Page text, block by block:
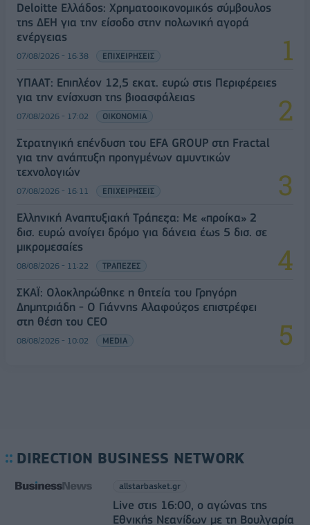
Deloitte Ελλάδος: Χρηματοοικονομικός σύμβουλος
της ΔΕΗ για την είσοδο στην πολωνική αγορά
ενέργειας
07/08/2026 - 16:38 ΕΠΙΧΕΙΡΗΣΕΙΣ
ΥΠΑΑΤ: Επιπλέον 12,5 εκατ. ευρώ στις Περιφέρειες
για την ενίσχυση της βιοασφάλειας
07/08/2026 - 17:02 ΟΙΚΟΝΟΜΙΑ
Στρατηγική επένδυση του EFA GROUP στη Fractal
για την ανάπτυξη προηγμένων αμυντικών
τεχνολογιών
07/08/2026 - 16:11 ΕΠΙΧΕΙΡΗΣΕΙΣ
Ελληνική Αναπτυξιακή Τράπεζα: Με «προίκα» 2
δισ. ευρώ ανοίγει δρόμο για δάνεια έως 5 δισ. σε
μικρομεσαίες
08/08/2026 - 11:22 ΤΡΑΠΕΖΕΣ
ΣΚΑΪ: Ολοκληρώθηκε η θητεία του Γρηγόρη
Δημητριάδη - Ο Γιάννης Αλαφούζος επιστρέφει
στη θέση του CEO
08/08/2026 - 10:02 MEDIA
DIRECTION BUSINESS NETWORK
allstarbasket.gr
Live στις 16:00, ο αγώνας της
Εθνικής Νεανίδων με τη Βουλγαρία